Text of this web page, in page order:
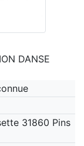
DANSE
31860 Pins